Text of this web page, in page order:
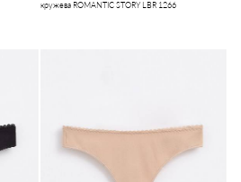
кружева ROMANTIC STORY LBR 1266